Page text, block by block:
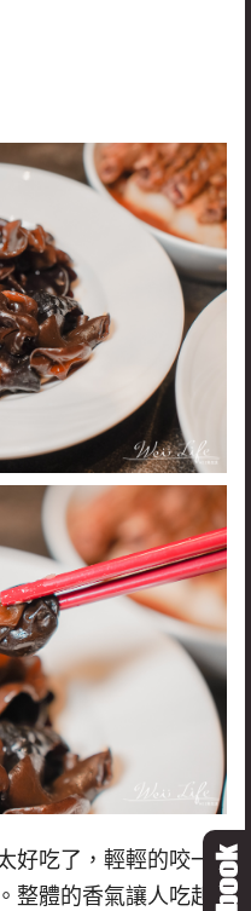
好吃了，輕輕的咬一
整體的香氣讓人吃起